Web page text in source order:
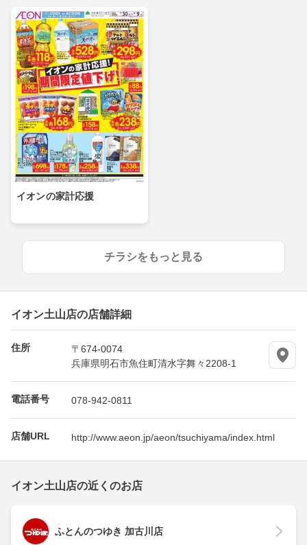
イオンの家計応援
チラシをもっと見る
イオン土山店の店舗詳細
住所
〒674-0074
兵庫県明石市魚住町清水字舞々2208-1
電話番号 078-942-0811
店舗URL http://www.aeon.jp/aeon/tsuchiyama/index.html
イオン土山店の近くのお店
ふとんのつゆき 加古川店